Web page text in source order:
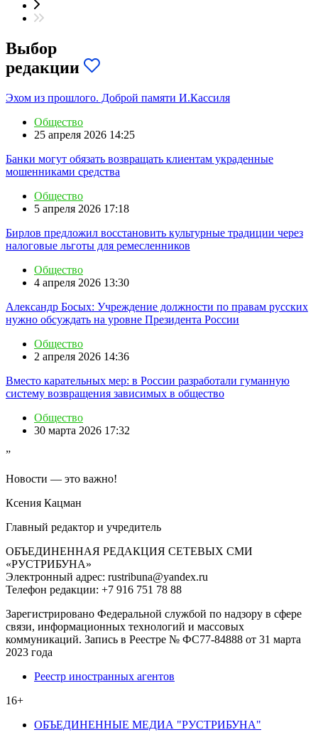
Выбор
редакции
Эхом из прошлого. Доброй памяти И.Кассиля
Общество
25 апреля 2026 14:25
Банки могут обязать возвращать клиентам украденные
мошенниками средства
Общество
5 апреля 2026 17:18
Бирлов предложил восстановить культурные традиции через
налоговые льготы для ремесленников
Общество
4 апреля 2026 13:30
Александр Босых: Учреждение должности по правам русских
нужно обсуждать на уровне Президента России
Общество
2 апреля 2026 14:36
Вместо карательных мер: в России разработали гуманную
систему возвращения зависимых в общество
Общество
30 марта 2026 17:32
”
Новости — это важно!
Ксения Кацман
Главный редактор и учредитель
ОБЪЕДИНЕННАЯ РЕДАКЦИЯ СЕТЕВЫХ СМИ
«РУСТРИБУНА»
Электронный адрес: rustribuna@yandex.ru
Телефон редакции: +7 916 751 78 88
Зарегистрировано Федеральной службой по надзору в сфере
связи, информационных технологий и массовых
коммуникаций. Запись в Реестре № ФС77-84888 от 31 марта
2023 года
Реестр иностранных агентов
16+
ОБЪЕДИНЕННЫЕ МЕДИА "РУСТРИБУНА"